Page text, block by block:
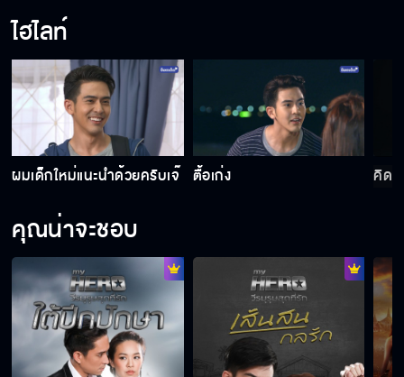
ไฮไลท์
ผมเด็กใหม่แนะนำด้วยครับเจ๊ ตื้อเก่ง คิดซ
คุณน่าจะชอบ